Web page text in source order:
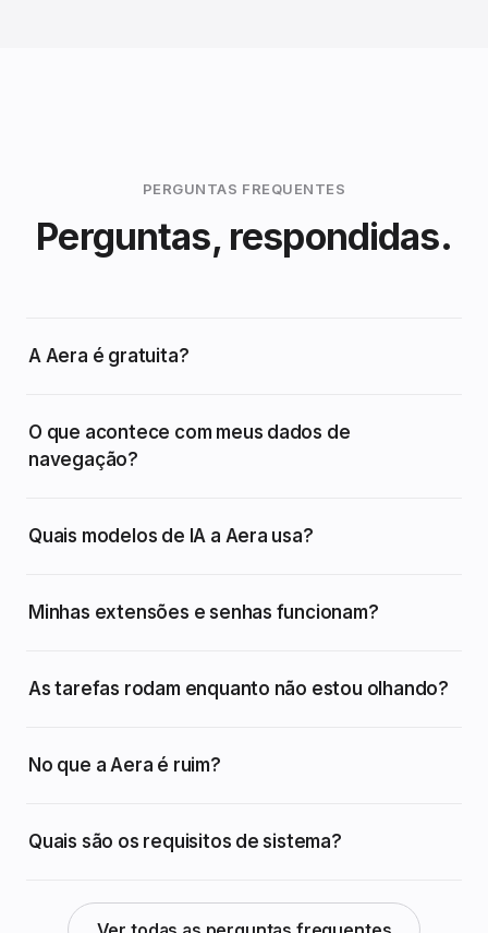
PERGUNTAS FREQUENTES
Perguntas, respondidas.
A Aera é gratuita?
O que acontece com meus dados de
navegação?
Quais modelos de IA a Aera usa?
Minhas extensões e senhas funcionam?
As tarefas rodam enquanto não estou olhando?
No que a Aera é ruim?
Quais são os requisitos de sistema?